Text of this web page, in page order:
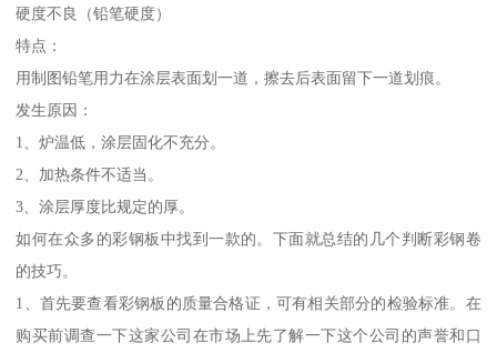
硬度不良（铅笔硬度）
特点：
用制图铅笔用力在涂层表面划一道，擦去后表面留下一道划痕。
发生原因：
1、炉温低，涂层固化不充分。
2、加热条件不适当。
3、涂层厚度比规定的厚。
如何在众多的彩钢板中找到一款的。下面就总结的几个判断彩钢卷
的技巧。
1、首先要查看彩钢板的质量合格证，可有相关部分的检验标准。在
购买前调查一下这家公司在市场上先了解一下这个公司的声誉和口